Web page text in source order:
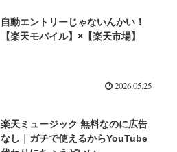
自動エントリーじゃないんかい！
【楽天モバイル】×【楽天市場】
2026.05.25
楽天ミュージック 無料なのに広告
なし｜ガチで使えるからYouTube